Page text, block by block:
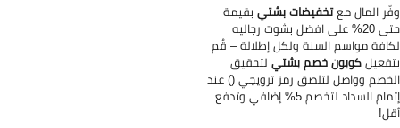
المال معتخفيضات بشتيبقيمة
حتى 20% على افضل بشوت رجاليه
مواسم السنة ولكل إطلالة – قُم
كوبون خصم بشتيلتحقيق
وواصل لتلصق رمز ترويجي () عند
إتمام السداد لتخصم 5% إضافي وتدفع